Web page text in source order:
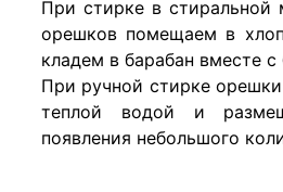
При стирке в стиральной
орешков помещаем в
кладем в барабан вместе с
При ручной стирке
теплой водой и
появления небольшого